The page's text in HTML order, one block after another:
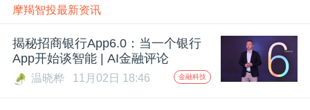
雷
峰
摩羯智投最新资讯
揭秘招商银行App6.0：当一个银行
App开始谈智能 | AI金融评论
温晓桦 11月02日 18:46 金融科技